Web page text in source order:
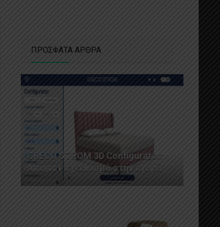
ΠΡΟΣΦΑΤΑ ΑΡΘΡΑ
GRECO STROM 3D Configurator:
Από τον σχεδιασμό στην αγορά